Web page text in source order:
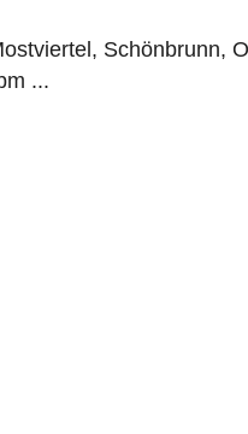
Schönbrunn,
...